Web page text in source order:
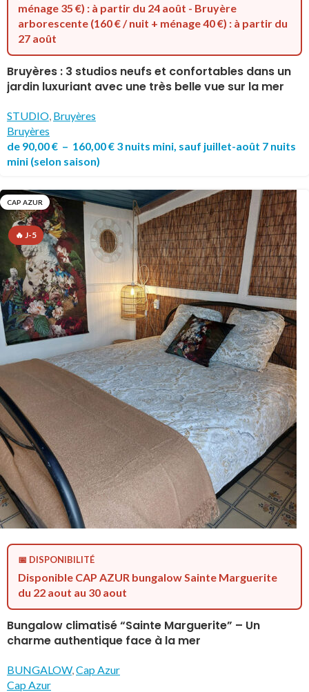
ménage 35 €) : à partir du 24 août - Bruyère
arborescente (160 € / nuit + ménage 40 €) : à partir du
27 août
Bruyères : 3 studios neufs et confortables dans un
jardin luxuriant avec une très belle vue sur la mer
STUDIO Bruyères
Bruyères
de 90,00€ – 160,00€ 3 nuits mini, sauf juillet-août 7 nuits
mini (selon saison)
🔥 J-5
CAP AZUR
📅 DISPONIBILITÉ
Disponible CAP AZUR bungalow Sainte Marguerite
du 22 aout au 30 aout
Bungalow climatisé “Sainte Marguerite” – Un
charme authentique face à la mer
BUNGALOW, Cap Azur
Cap Azur